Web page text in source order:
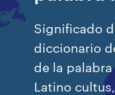
Significado
diccionario
de la
Latino